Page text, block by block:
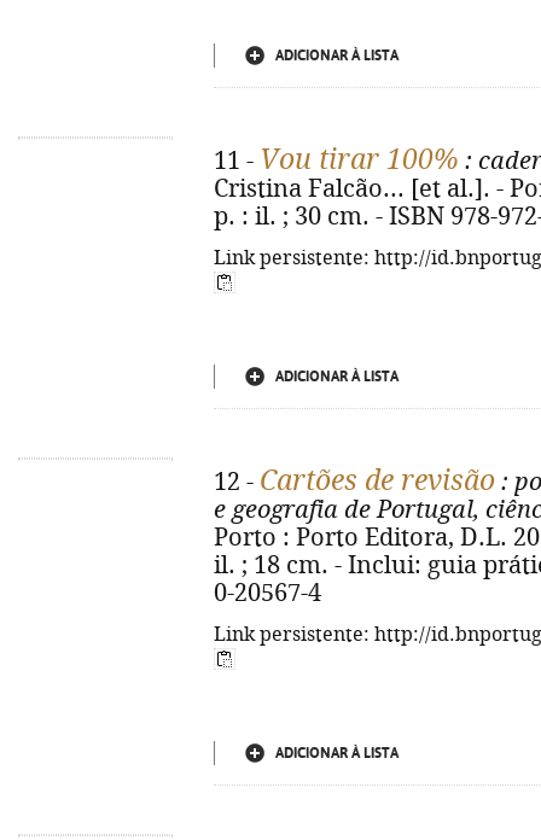
ADICIONAR À LISTA
11 - Vou tirar 100% :
Cristina Falcão... [et al.]. -
p. : il. ; 30 cm. - ISBN 978-
Link persistente: http://
ADICIONAR À LISTA
12 - Cartões de revisão :
e geografia de Portugal,
Porto : Porto Editora, D.L.
il. ; 18 cm. - Inclui: guia
0-20567-4
Link persistente: http://
ADICIONAR À LISTA